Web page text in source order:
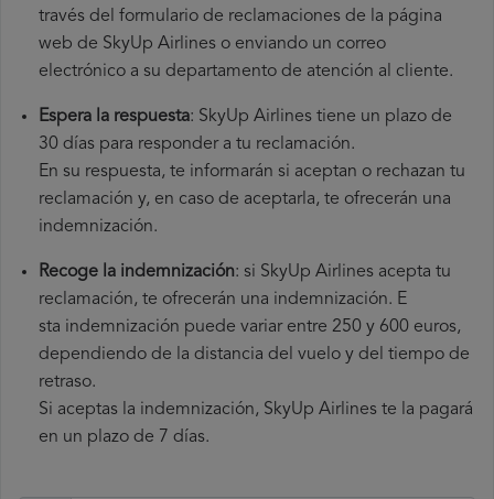
través del formulario de reclamaciones de la página
web de SkyUp Airlines o enviando un correo
electrónico a su departamento de atención al cliente.
Espera la respuesta: SkyUp Airlines tiene un plazo de
30 días para responder a tu reclamación.
En su respuesta, te informarán si aceptan o rechazan tu
reclamación y, en caso de aceptarla, te ofrecerán una
indemnización.
Recoge la indemnización: si SkyUp Airlines acepta tu
reclamación, te ofrecerán una indemnización. E
sta indemnización puede variar entre 250 y 600 euros,
dependiendo de la distancia del vuelo y del tiempo de
retraso.
Si aceptas la indemnización, SkyUp Airlines te la pagará
en un plazo de 7 días.